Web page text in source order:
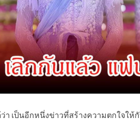
ว่า เป็นอีกหนึ่งข่าวที่สร้างความตกใจให้